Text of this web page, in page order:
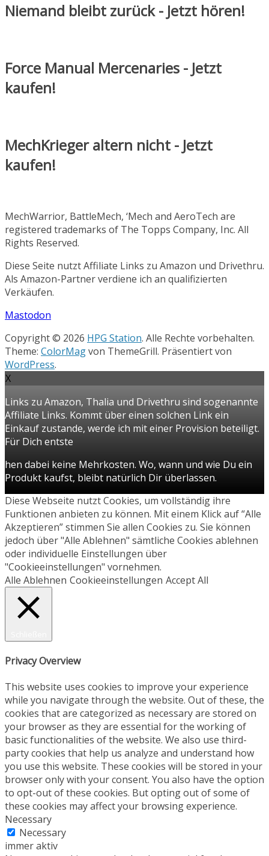
Niemand bleibt zurück - Jetzt hören!
Force Manual Mercenaries - Jetzt
kaufen!
MechKrieger altern nicht - Jetzt
kaufen!
MechWarrior, BattleMech, ‘Mech and AeroTech are
registered trademarks of The Topps Company, Inc. All
Rights Reserved.
Diese Seite nutzt Affiliate Links zu Amazon und Drivethru.
Als Amazon-Partner verdiene ich an qualifizierten
Verkäufen.
Mastodon
Copyright © 2026 HPG Station. Alle Rechte vorbehalten.
Theme: ColorMagvon ThemeGrill. Präsentiert von
WordPress.
X
Links zu Amazon, Thalia und Drivethru sind sogenannte
Affiliate Links. Kommt über einen solchen Link ein
Einkauf zustande, werde ich mit einer Provision beteiligt.
Für Dich entste
hen dabei keine Mehrkosten. Wo, wann und wie Du ein
Produkt kaufst, bleibt natürlich Dir überlassen.
Diese Webseite nutzt Cookies, um vollständig ihre
Funktionen anbieten zu können. Mit einem Klick auf “Alle
Akzeptieren” stimmen Sie allen Cookies zu. Sie können
jedoch über "Alle Ablehnen" sämtliche Cookies ablehnen
oder individuelle Einstellungen über
"Cookieeinstellungen" vornehmen.
Alle Ablehnen Cookieeinstellungen Accept All
Privacy Overview
This website uses cookies to improve your experience
while you navigate through the website. Out of these, the
cookies that are categorized as necessary are stored on
your browser as they are essential for the working of
basic functionalities of the website. We also use third-
party cookies that help us analyze and understand how
you use this website. These cookies will be stored in your
browser only with your consent. You also have the option
to opt-out of these cookies. But opting out of some of
these cookies may affect your browsing experience.
Necessary
Necessary
immer aktiv